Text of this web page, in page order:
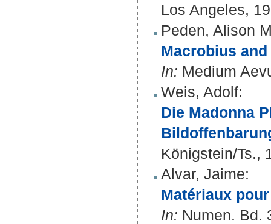
Los Angeles,
Peden, Alison
Macrobius
In: Medium
Weis, Adolf:
Die Madonna
Königstein/Ts.,
Alvar, Jaime:
Matériaux
In: Numen. Bd.